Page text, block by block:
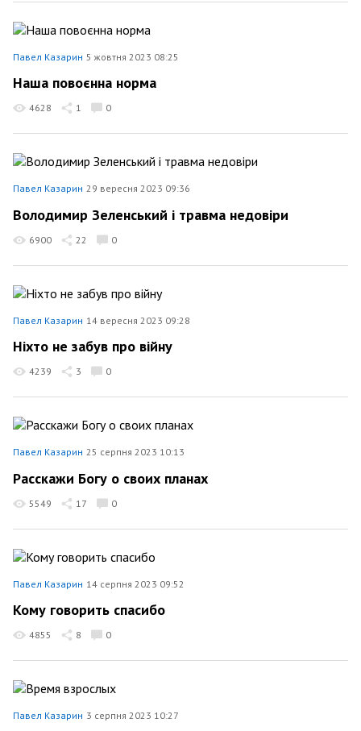
Павел Казарин 5 жовтня 2023 08:25
Наша повоєнна норма
4628 1 0
Павел Казарин 29 вересня 2023 09:36
Володимир Зеленський і травма недовіри
6900 22 0
Павел Казарин 14 вересня 2023 09:28
Ніхто не забув про війну
4239 3 0
Павел Казарин 25 серпня 2023 10:13
Расскажи Богу о своих планах
5549 17 0
Павел Казарин 14 серпня 2023 09:52
Кому говорить спасибо
4855 8 0
Павел Казарин 3 серпня 2023 10:27